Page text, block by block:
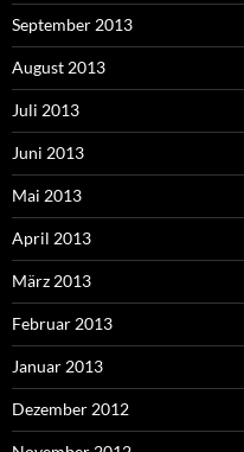
September 2013
August 2013
Juli 2013
Juni 2013
Mai 2013
April 2013
März 2013
Februar 2013
Januar 2013
Dezember 2012